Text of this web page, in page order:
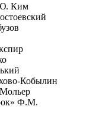
Ю. Ким
Кобылин
Ф.М.